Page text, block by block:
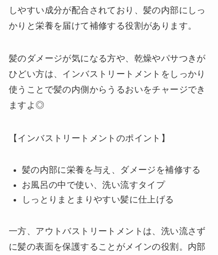
しやすい成分が配合されており、髪の内部にしっ
かりと栄養を届けて補修する役割があります。
髪のダメージが気になる方や、乾燥やパサつきが
ひどい方は、インバストリートメントをしっかり
使うことで髪の内側からうるおいをチャージでき
ますよ◎
【インバストリートメントのポイント】
髪の内部に栄養を与え、ダメージを補修する
お風呂の中で使い、洗い流すタイプ
しっとりまとまりやすい髪に仕上げる
一方、アウトバストリートメントは、洗い流さず
に髪の表面を保護することがメインの役割。内部